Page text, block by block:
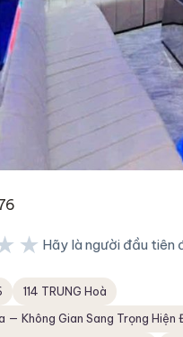
Hãy là người đầu tiên
114 TRUNG Hoà
— Không Gian Sang Trọng